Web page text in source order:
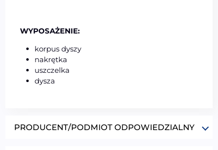
WYPOSAŻENIE:
korpus dyszy
nakrętka
uszczelka
dysza
PRODUCENT/PODMIOT ODPOWIEDZIALNY